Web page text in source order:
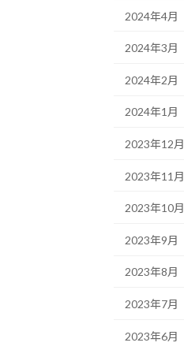
2024年4月
2024年3月
2024年2月
2024年1月
2023年12月
2023年11月
2023年10月
2023年9月
2023年8月
2023年7月
2023年6月